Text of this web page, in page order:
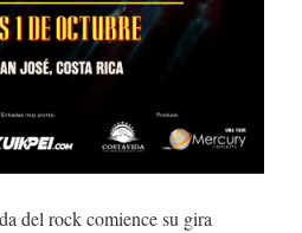
del rock comience su gira